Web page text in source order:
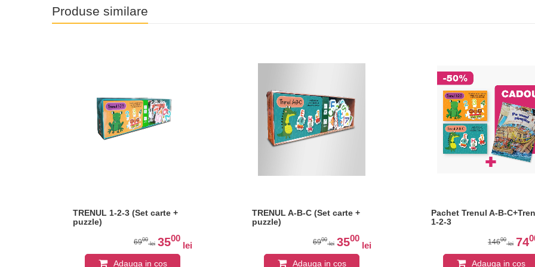
Produse similare
TRENUL 1-2-3 (Set carte +
puzzle)
6900
lei 3500
lei
Adauga in cos
TRENUL A-B-C (Set carte +
puzzle)
6900
lei 3500
lei
Adauga in cos
Pachet Trenul A-B-
1-2-3
14600
lei 74
Adauga in cos